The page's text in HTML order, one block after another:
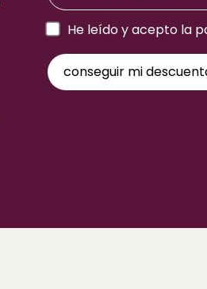
He leído y acepto la